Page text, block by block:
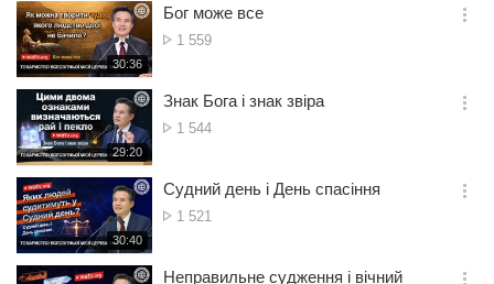
시
간
기
재
생
시
간
30:36
Бог може все
Кількість
1 559
옵
기
재
생
시
간
29:20
Знак Бога і знак звіра
Кількість
1 544
옵
기
재
생
시
30:40
Судний день і День спасіння
Кількість
1 521
옵
Неправильне судження і вічний